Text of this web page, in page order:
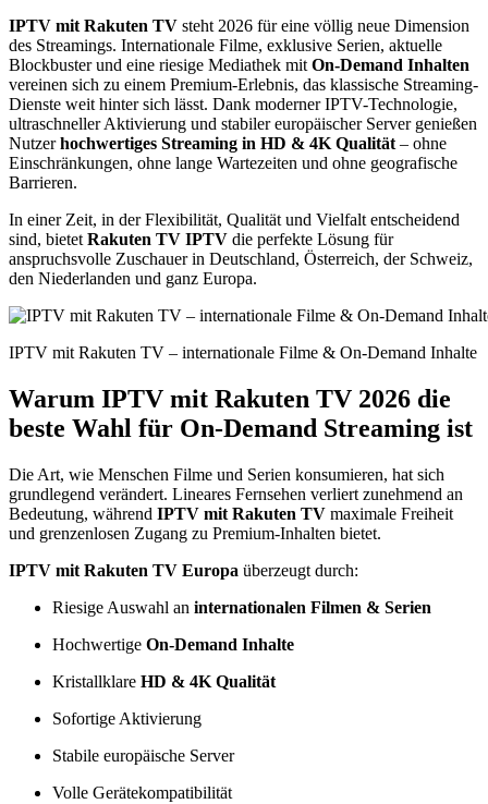
IPTV mit Rakuten TV steht 2026 für eine völlig neue Dimension
des Streamings. Internationale Filme, exklusive Serien, aktuelle
Blockbuster und eine riesige Mediathek mit On-Demand Inhalten
vereinen sich zu einem Premium-Erlebnis, das klassische Streaming-
Dienste weit hinter sich lässt. Dank moderner IPTV-Technologie,
ultraschneller Aktivierung und stabiler europäischer Server genießen
Nutzerhochwertiges Streaming in HD & 4K Qualität – ohne
Einschränkungen, ohne lange Wartezeiten und ohne geografische
Barrieren.
In einer Zeit, in der Flexibilität, Qualität und Vielfalt entscheidend
sind, bietet Rakuten TV IPTV die perfekte Lösung für
anspruchsvolle Zuschauer in Deutschland, Österreich, der Schweiz,
den Niederlanden und ganz Europa.
IPTV mit Rakuten TV – internationale Filme & On-Demand Inhalte
Warum IPTV mit Rakuten TV 2026 die
beste Wahl für On-Demand Streaming ist
Die Art, wie Menschen Filme und Serien konsumieren, hat sich
grundlegend verändert. Lineares Fernsehen verliert zunehmend an
Bedeutung, während IPTV mit Rakuten TV maximale Freiheit
und grenzenlosen Zugang zu Premium-Inhalten bietet.
IPTV mit Rakuten TV Europa überzeugt durch:
Riesige Auswahl an internationalen Filmen & Serien
Hochwertige On-Demand Inhalte
Kristallklare HD & 4K Qualität
Sofortige Aktivierung
Stabile europäische Server
Volle Gerätekompatibilität